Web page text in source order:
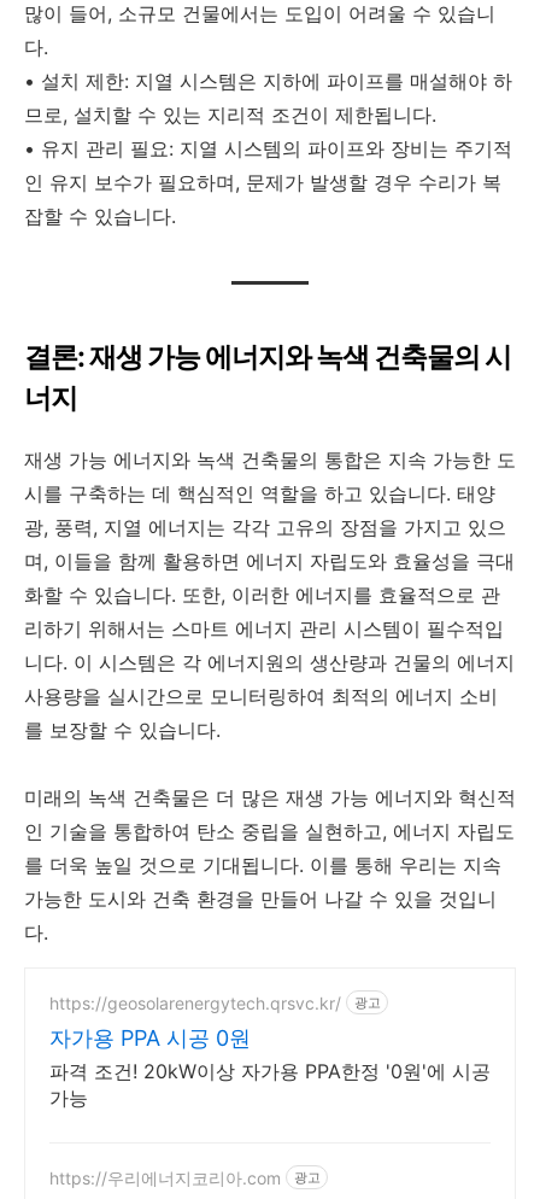
많이 들어, 소규모 건물에서는 도입이 어려울 수 있습니
다.
• 설치 제한: 지열 시스템은 지하에 파이프를 매설해야 하
므로, 설치할 수 있는 지리적 조건이 제한됩니다.
• 유지 관리 필요: 지열 시스템의 파이프와 장비는 주기적
인 유지 보수가 필요하며, 문제가 발생할 경우 수리가 복
잡할 수 있습니다.
결론: 재생 가능 에너지와 녹색 건축물의 시
너지
재생 가능 에너지와 녹색 건축물의 통합은 지속 가능한 도
시를 구축하는 데 핵심적인 역할을 하고 있습니다. 태양
광, 풍력, 지열 에너지는 각각 고유의 장점을 가지고 있으
며, 이들을 함께 활용하면 에너지 자립도와 효율성을 극대
화할 수 있습니다. 또한, 이러한 에너지를 효율적으로 관
리하기 위해서는 스마트 에너지 관리 시스템이 필수적입
니다. 이 시스템은 각 에너지원의 생산량과 건물의 에너지
사용량을 실시간으로 모니터링하여 최적의 에너지 소비
를 보장할 수 있습니다.
미래의 녹색 건축물은 더 많은 재생 가능 에너지와 혁신적
인 기술을 통합하여 탄소 중립을 실현하고, 에너지 자립도
를 더욱 높일 것으로 기대됩니다. 이를 통해 우리는 지속
가능한 도시와 건축 환경을 만들어 나갈 수 있을 것입니
다.
https://geosolarenergytech.qrsvc.kr/ 광고
자가용 PPA 시공 0원
파격 조건! 20kW이상 자가용 PPA한정 '0원'에 시공
가능
https://우리에너지코리아.com 광고